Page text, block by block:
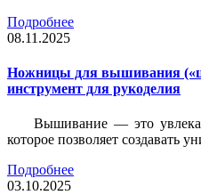
Подробнее
08.11.2025
Ножницы для вышивания
инструмент для рукоделия
Вышивание — это
которое позволяет создавать
Подробнее
03.10.2025